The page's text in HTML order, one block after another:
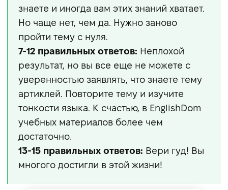
знаете и иногда вам этих знаний хватает.
Но чаще нет, чем да. Нужно заново
пройти тему с нуля.
7-12 правильных ответов: Неплохой
результат, но вы все еще не можете с
уверенностью заявлять, что знаете тему
артиклей. Повторите тему и изучите
тонкости языка. К счастью, в EnglishDom
учебных материалов более чем
достаточно.
13-15 правильных ответов: Вери гуд! Вы
многого достигли в этой жизни!